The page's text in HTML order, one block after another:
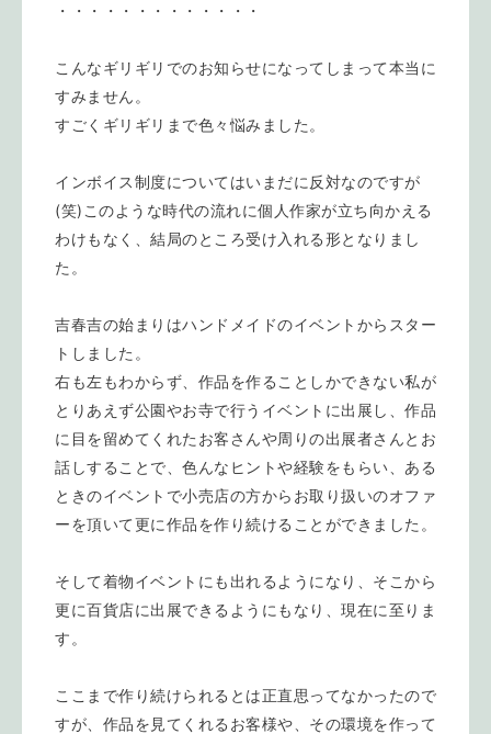
・・・・・・・・・・・・・
こんなギリギリでのお知らせになってしまって本当に
すみません。
すごくギリギリまで色々悩みました。
インボイス制度についてはいまだに反対なのですが
(笑)このような時代の流れに個人作家が立ち向かえる
わけもなく、結局のところ受け入れる形となりまし
た。
吉春吉の始まりはハンドメイドのイベントからスター
トしました。
右も左もわからず、作品を作ることしかできない私が
とりあえず公園やお寺で行うイベントに出展し、作品
に目を留めてくれたお客さんや周りの出展者さんとお
話しすることで、色んなヒントや経験をもらい、ある
ときのイベントで小売店の方からお取り扱いのオファ
ーを頂いて更に作品を作り続けることができました。
そして着物イベントにも出れるようになり、そこから
更に百貨店に出展できるようにもなり、現在に至りま
す。
ここまで作り続けられるとは正直思ってなかったので
すが、作品を見てくれるお客様や、その環境を作って